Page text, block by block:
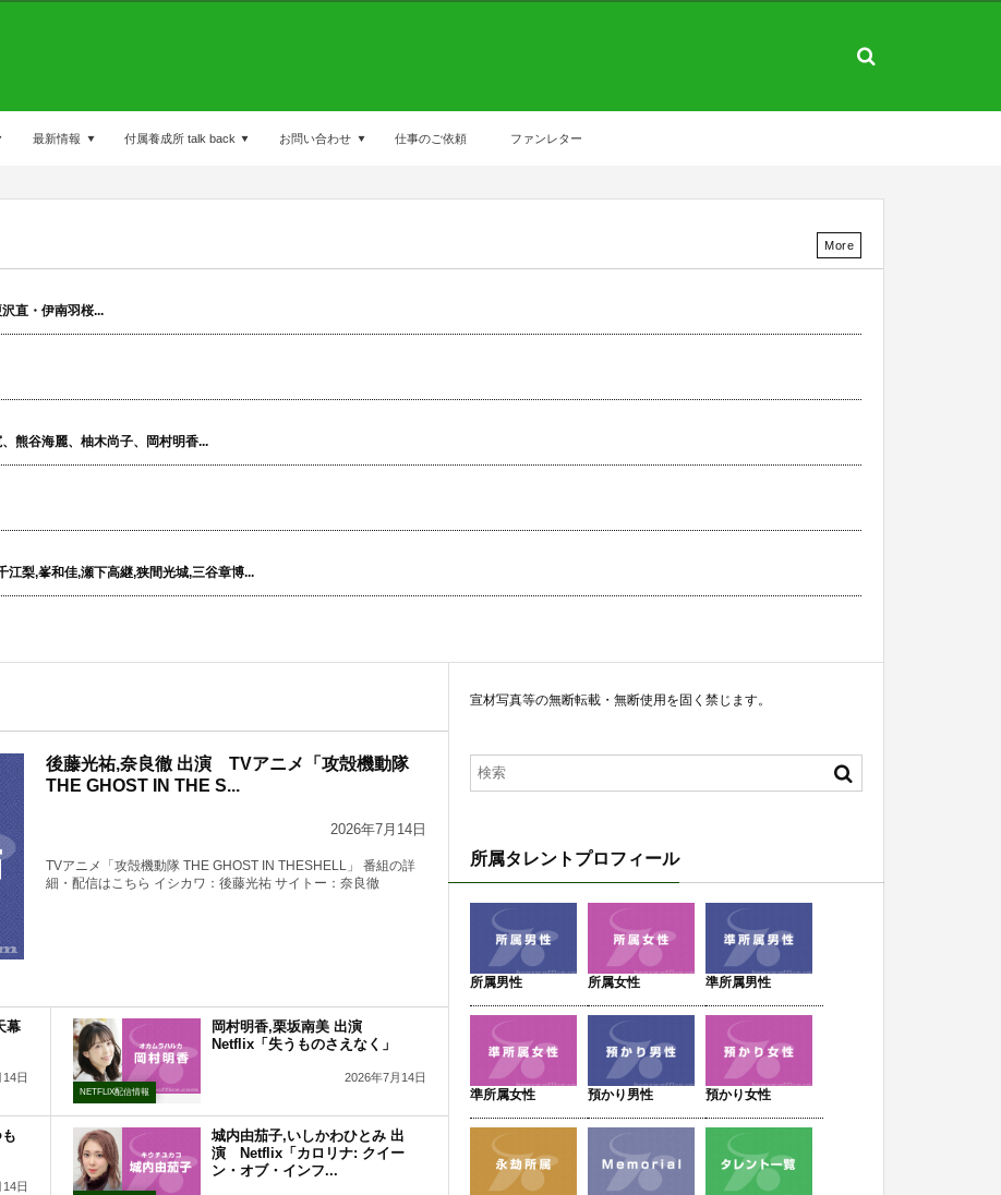
最新情報 付属養成所 talk back お問い合わせ 仕事のご依頼 ファンレター
直・伊南羽桜...
熊谷海麗、柚木尚子、岡村明香...
梨,峯和佳,瀬下高継,狭間光城,三谷章博...
More
後藤光祐,奈良徹 出演 TVアニメ「攻殻機動隊
THE GHOST IN THE S...
2026年7月14日
TVアニメ「攻殻機動隊 THE GHOST IN THESHELL」 番組の詳
細・配信はこちら イシカワ：後藤光祐 サイトー：奈良徹
幕
日
NETFLIX配信情報
岡村明香,栗坂南美 出演
Netflix「失うものさえなく」
2026年7月14日
日
城内由茄子,いしかわひとみ 出
演 Netflix「カロリナ: クイー
ン・オブ・インフ...
宣材写真等の無断転載・無断使用を固く禁じます。
所属タレントプロフィール
所属男性 所属女性 準所属男性
準所属女性 預かり男性 預かり女性